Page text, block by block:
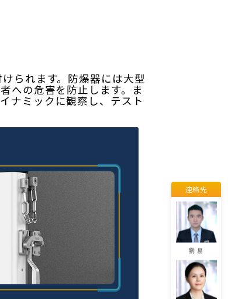
られます。防爆器には大型
への危害を防止します。ま
ナミックに観察し、テスト
連絡先
劉 柱鋒
劉 易